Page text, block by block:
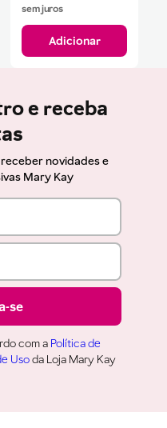
sem juros
Adicionar
e receba
novidades e
Mary Kay
se
com a Política de
Usoda Loja Mary Kay